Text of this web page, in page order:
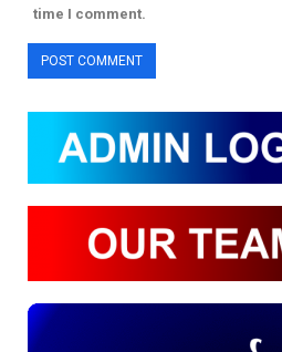
time I comment.